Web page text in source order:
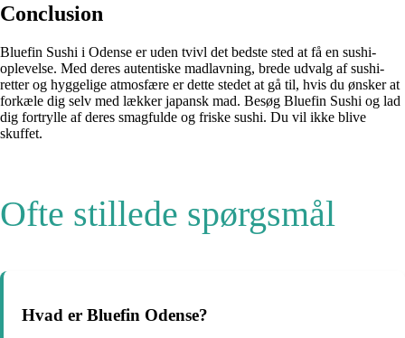
Conclusion
Bluefin Sushi i Odense er uden tvivl det bedste sted at få en sushi-
oplevelse. Med deres autentiske madlavning, brede udvalg af sushi-
retter og hyggelige atmosfære er dette stedet at gå til, hvis du ønsker at
forkæle dig selv med lækker japansk mad. Besøg Bluefin Sushi og lad
dig fortrylle af deres smagfulde og friske sushi. Du vil ikke blive
skuffet.
Ofte stillede spørgsmål
Hvad er Bluefin Odense?